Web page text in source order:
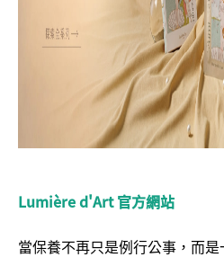
Lumière d'Art 官方網站
當保養不再只是例行公事，而